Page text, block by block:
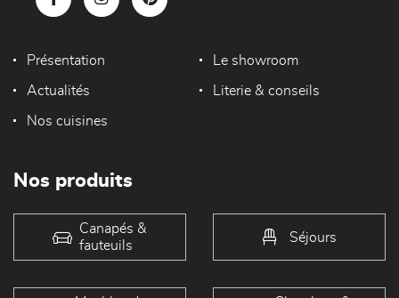
Présentation Le showroom
Actualités Literie & conseils
Nos cuisines
Nos produits
Canapés &
fauteuils
Séjours